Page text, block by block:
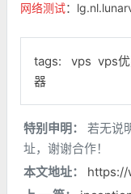
网络测试：
tags: vps vps
器
特别申明：
若无说
址，谢谢合作！
本文地址：
https://